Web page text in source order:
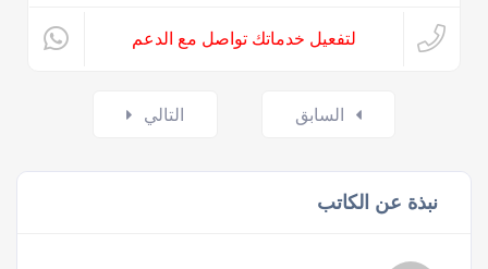
لتفعيل خدماتك تواصل مع الدعم
السابق التالي
نبذة عن الكاتب